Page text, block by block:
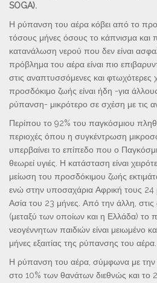
SOGA).
Η ρύπανση του αέρα κόβει από το
τόσους μήνες όσους το κάπνισμα και
κατανάλωση νερού που δεν είναι
πρόβλημα του αέρα είναι πιο
στις αναπτυσσόμενες και
προσδόκιμο ζωής είναι ήδη -για
ρύπανση- μικρότερο σε σχέση με τις
Περίπου το 92% του παγκόσμιου
περιοχές όπου η συγκέντρωση
υπερβαίνει το επίπεδο που ο
θεωρεί υγιές. Η κατάσταση είναι
μείωση του προσδόκιμου ζωής
ενώ στην υποσαχάρια Αφρική τους 24
Ασία του 23 μήνες. Από την άλλη, στις
(μεταξύ των οποίων και η Ελλάδα) το
νεογέννητων παιδιών είναι μειωμένο
μήνες εξαιτίας της ρύπανσης του αέρα.
Η ρύπανση του αέρα, σύμφωνα με την
στο 10% των θανάτων διεθνώς και το